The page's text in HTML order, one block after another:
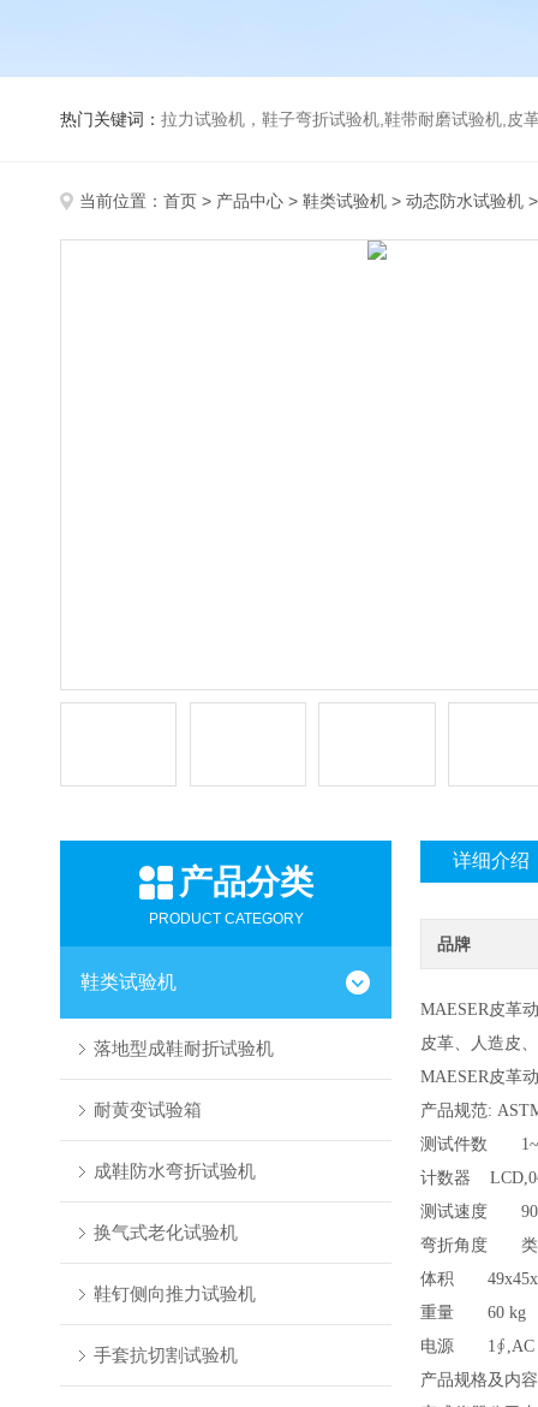
热门关键词： 拉力试验机，鞋子弯折试验机,鞋带耐磨试验机,皮革伸缩试验机,马丁代尔
当前位置： 首页 > 产品中心 > 鞋类试验机 > 动态防水试验机
产品分类
PRODUCT CATEGORY
鞋类试验机
落地型成鞋耐折试验机
耐黄变试验箱
成鞋防水弯折试验机
换气式老化试验机
鞋钉侧向推力试验机
手套抗切割试验机
详细介绍
品牌
MAESER皮革
皮革、人造皮
MAESER皮革
产品规范:
测试件数
计数器
测试速度
弯折角度 类型
体积
重量 60 kg
电源 1∮,AC
产品规格及内